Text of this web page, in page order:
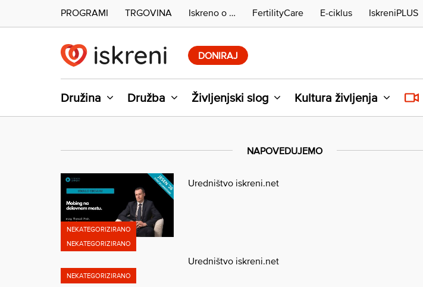
DONIRAJ
Družina Družba Življenjski slog Kultura življenja
PROGRAMI TRGOVINA Iskreno o … FertilityCare E-ciklus IskreniPLUS
NAPOVEDUJEMO
NEKATEGORIZIRANO
Uredništvo iskreni.net
NEKATEGORIZIRANO
Uredništvo iskreni.net
NEKATEGORIZIRANO